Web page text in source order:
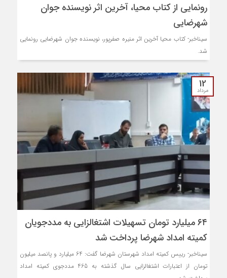
رونمایی از کتاب محیا، آخرین اثر نویسنده جوان
شهرضایی
سیناخبر- کتاب محیا آخرین اثر منیره صفرپور، نویسنده جوان شهرضایی رونمایی
شد.
12
مرداد
۶۴ میلیارد تومان تسهیلات اشتغالزایی به مددجویان
کمیته امداد شهرضا پرداخت شد
سیناخبر- رییس کمیته امداد شهرستان شهرضا گفت: 64 میلیارد و پانصد میلیون
تومان از اعتبارات اشتغالزایی سال گذشته به 465 مددجوی کمیته امداد